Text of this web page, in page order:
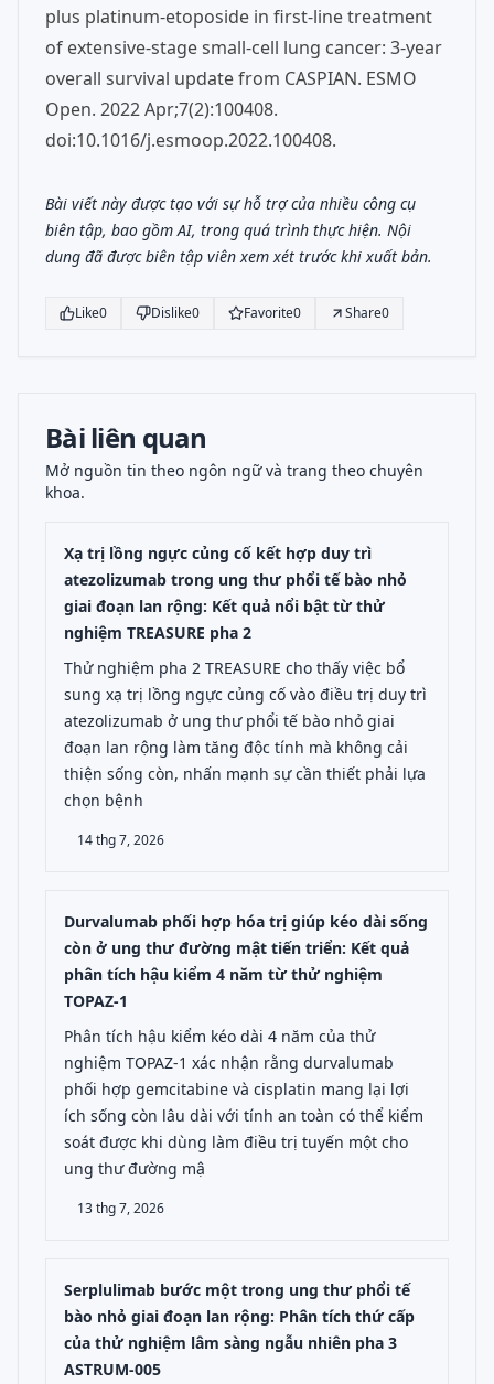
plus platinum-etoposide in first-line treatment
of extensive-stage small-cell lung cancer: 3-year
overall survival update from CASPIAN. ESMO
Open. 2022 Apr;7(2):100408.
doi:10.1016/j.esmoop.2022.100408.
Bài viết này được tạo với sự hỗ trợ của nhiều công cụ
biên tập, bao gồm AI, trong quá trình thực hiện. Nội
dung đã được biên tập viên xem xét trước khi xuất bản.
Like0 Dislike0 Favorite0 Share0
Bài liên quan
Mở nguồn tin theo ngôn ngữ và trang theo chuyên
khoa.
Xạ trị lồng ngực củng cố kết hợp duy trì
atezolizumab trong ung thư phổi tế bào nhỏ
giai đoạn lan rộng: Kết quả nổi bật từ thử
nghiệm TREASURE pha 2
Thử nghiệm pha 2 TREASURE cho thấy việc bổ
sung xạ trị lồng ngực củng cố vào điều trị duy trì
atezolizumab ở ung thư phổi tế bào nhỏ giai
đoạn lan rộng làm tăng độc tính mà không cải
thiện sống còn, nhấn mạnh sự cần thiết phải lựa
chọn bệnh
14 thg 7, 2026
Durvalumab phối hợp hóa trị giúp kéo dài sống
còn ở ung thư đường mật tiến triển: Kết quả
phân tích hậu kiểm 4 năm từ thử nghiệm
TOPAZ-1
Phân tích hậu kiểm kéo dài 4 năm của thử
nghiệm TOPAZ-1 xác nhận rằng durvalumab
phối hợp gemcitabine và cisplatin mang lại lợi
ích sống còn lâu dài với tính an toàn có thể kiểm
soát được khi dùng làm điều trị tuyến một cho
ung thư đường mậ
13 thg 7, 2026
Serplulimab bước một trong ung thư phổi tế
bào nhỏ giai đoạn lan rộng: Phân tích thứ cấp
của thử nghiệm lâm sàng ngẫu nhiên pha 3
ASTRUM-005